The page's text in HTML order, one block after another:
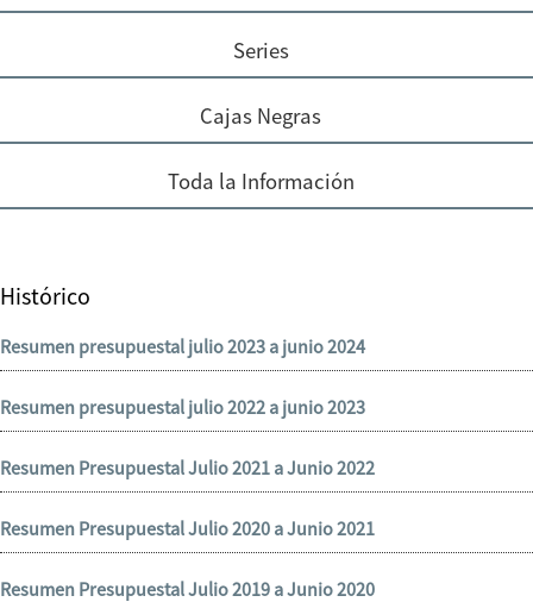
Series
Cajas Negras
Toda la Información
Histórico
Resumen presupuestal julio 2023 a junio 2024
Resumen presupuestal julio 2022 a junio 2023
Resumen Presupuestal Julio 2021 a Junio 2022
Resumen Presupuestal Julio 2020 a Junio 2021
Resumen Presupuestal Julio 2019 a Junio 2020